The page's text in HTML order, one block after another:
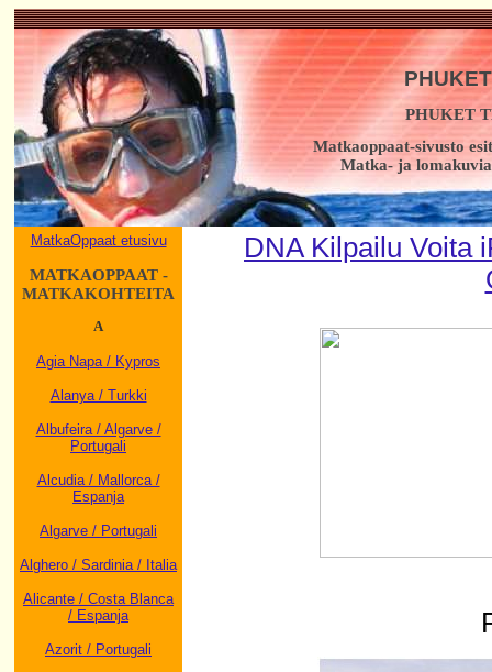
PHUKET
Matkaoppaat-sivusto
Matka- ja
MatkaOppaat etusivu
MATKAOPPAAT -
MATKAKOHTEITA
A
Agia Napa / Kypros
Alanya / Turkki
Albufeira / Algarve /
Portugali
Alcudia / Mallorca /
Espanja
Algarve / Portugali
Alghero / Sardinia / Italia
Alicante / Costa Blanca
/ Espanja
Azorit / Portugali
DNA Kilpailu Voita